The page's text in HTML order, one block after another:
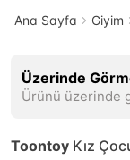
Ana Sayfa Giyim
Üzerinde
Ürünü üzerinde
Toontoy Kız